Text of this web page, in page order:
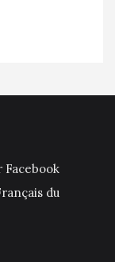
du